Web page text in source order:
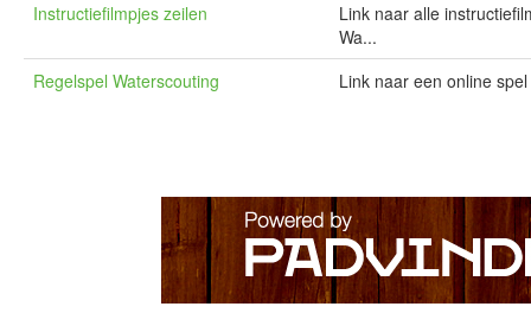
Instructiefilmpjes zeilen
Link naar alle
Wa...
Regelspel Waterscouting
Link naar een online